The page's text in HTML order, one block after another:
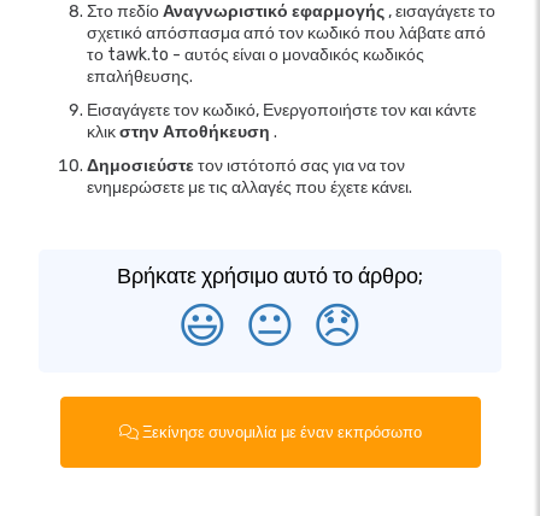
Στο πεδίοΑναγνωριστικό εφαρμογής , εισαγάγετε το
σχετικό απόσπασμα από τον κωδικό που λάβατε από
το tawk.to - αυτός είναι ο μοναδικός κωδικός
επαλήθευσης.
Εισαγάγετε τον κωδικό, Ενεργοποιήστε τον και κάντε
κλικστην Αποθήκευση .
Δημοσιεύστετον ιστότοπό σας για να τον
ενημερώσετε με τις αλλαγές που έχετε κάνει.
Βρήκατε χρήσιμο αυτό το άρθρο;
😃 😐 😞
Ξεκίνησε συνομιλία με έναν εκπρόσωπο